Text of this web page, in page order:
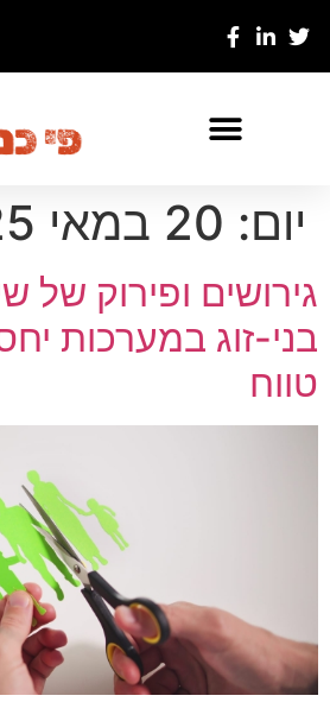
יום: 20 במאי 2025
גירושים ופירוק של
בני-זוג במערכות
טווח